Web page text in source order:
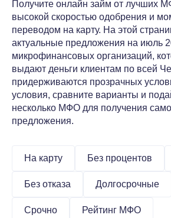
Получите онлайн займ от лучших
высокой скоростью одобрения и
переводом на карту. На этой
актуальные предложения на июль
микрофинансовых организаций,
выдают деньги клиентам по всей
придерживаются прозрачных
условия, сравните варианты и
несколько МФО для получения
предложения.
На карту Без процентов
Без отказа Долгосрочные
Срочно Рейтинг МФО